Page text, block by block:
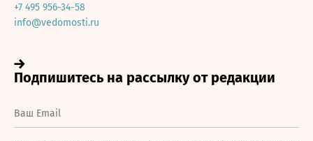
+7 495 956-34-58
info@vedomosti.ru